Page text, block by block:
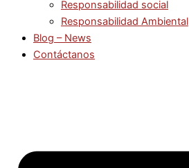
Responsabilidad social
Responsabilidad Ambiental
Blog – News
Contáctanos